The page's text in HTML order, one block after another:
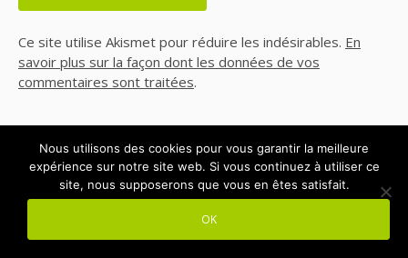
Ce site utilise Akismet pour réduire les indésirables. En
savoir plus sur la façon dont les données de vos
commentaires sont traitées.
Nous utilisons des cookies pour vous garantir la meilleure
expérience sur notre site web. Si vous continuez à utiliser ce
site, nous supposerons que vous en êtes satisfait.
OK